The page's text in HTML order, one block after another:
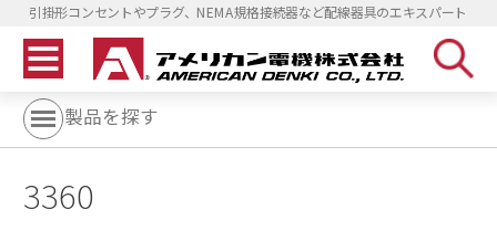
引掛形コンセントやプラグ、NEMA規格接続器など配線器具のエキスパート
製品を探す
3360